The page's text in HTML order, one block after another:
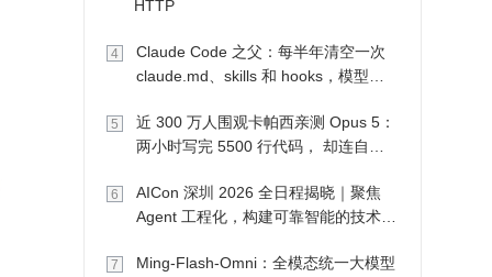
HTTP
4
Claude Code 之父：每半年清空一次
claude.md、skills 和 hooks，模型自
5
近 300 万人围观卡帕西亲测 Opus 5：
两小时写完 5500 行代码， 却连自己
6
AICon 深圳 2026 全日程揭晓｜聚焦
Agent 工程化，构建可靠智能的技术路
7
Ming-Flash-Omni：全模态统一大模型